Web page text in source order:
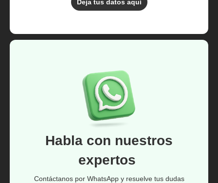
Deja tus datos aquí
Habla con nuestros
expertos
Contáctanos por WhatsApp y resuelve tus dudas